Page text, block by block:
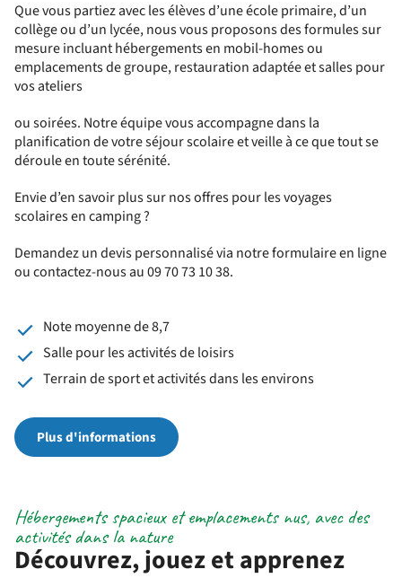
Que vous partiez avec les élèves d’une école primaire, d’un
collège ou d’un lycée, nous vous proposons des formules sur
mesure incluant hébergements en mobil-homes ou
emplacements de groupe, restauration adaptée et salles pour
vos ateliers
ou soirées. Notre équipe vous accompagne dans la
planification de votre séjour scolaire et veille à ce que tout se
déroule en toute sérénité.
Envie d’en savoir plus sur nos offres pour les voyages
scolaires en camping ?
Demandez un devis personnalisé via notre formulaire en ligne
ou contactez-nous au 09 70 73 10 38.
Note moyenne de 8,7
Salle pour les activités de loisirs
Terrain de sport et activités dans les environs
Plus d'informations
Découvrez, jouez et apprenez
Hébergements spacieux et emplacements nus, avec des
activités dans la nature